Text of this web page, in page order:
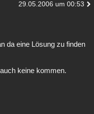
Gaming Filme
29.05.2006 um 00:53
da eine Lösung zu finden
keine kommen.